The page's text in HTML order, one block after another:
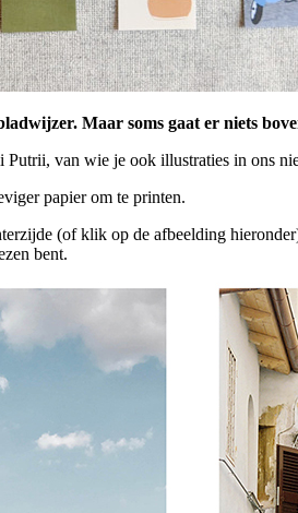
Maar soms gaat er niets
van wie je ook illustraties in ons
papier om te printen.
(of klik op de afbeelding
bent.